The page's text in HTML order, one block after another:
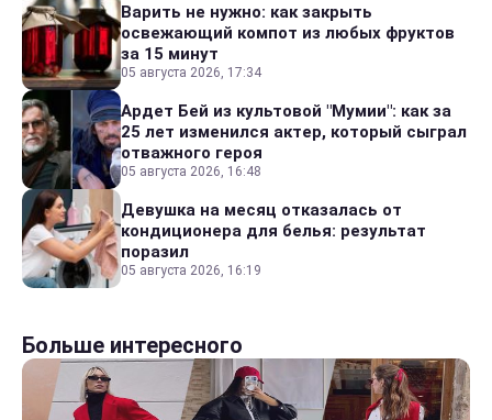
Варить не нужно: как закрыть
освежающий компот из любых фруктов
за 15 минут
05 августа 2026, 17:34
Ардет Бей из культовой "Мумии": как за
25 лет изменился актер, который сыграл
отважного героя
05 августа 2026, 16:48
Девушка на месяц отказалась от
кондиционера для белья: результат
поразил
05 августа 2026, 16:19
Больше интересного